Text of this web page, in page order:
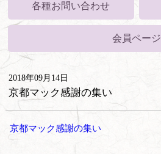
各種お問い合わせ
会員ページ
2018年09月14日
京都マック感謝の集い
京都マック感謝の集い